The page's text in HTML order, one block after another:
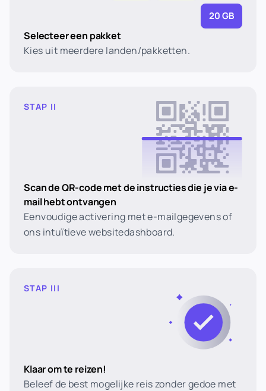
20 GB
Selecteer een pakket
Kies uit meerdere landen/pakketten.
STAP II
Scan de QR-code met de instructies die je via e-
mail hebt ontvangen
Eenvoudige activering met e-mailgegevens of
ons intuïtieve websitedashboard.
STAP III
Klaar om te reizen!
Beleef de best mogelijke reis zonder gedoe met